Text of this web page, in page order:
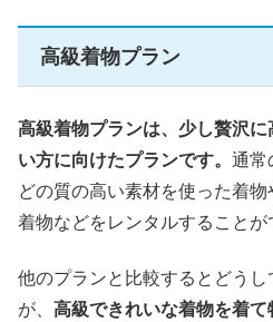
高級着物プラン
高級着物プランは、少し贅沢
い方に向けたプランです。 通常
どの質の高い素材を使った着
着物などをレンタルすることが
他のプランと比較するとどう
が、 高級できれいな着物を着